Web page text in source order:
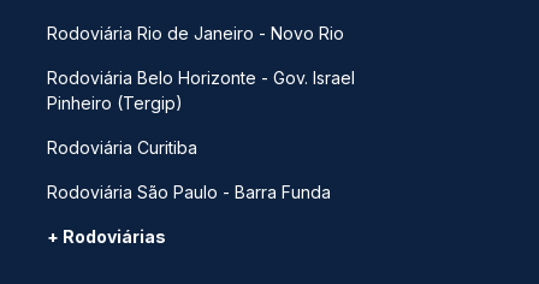
Rodoviária Rio de Janeiro - Novo Rio
Rodoviária Belo Horizonte - Gov. Israel
Pinheiro (Tergip)
Rodoviária Curitiba
Rodoviária São Paulo - Barra Funda
+ Rodoviárias